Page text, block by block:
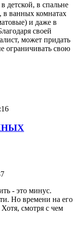
детской, в спальне
в ванных комнатах
и даже в
своей
может придать
ограничивать свою
- это минус.
Но времени на его
смотря с чем